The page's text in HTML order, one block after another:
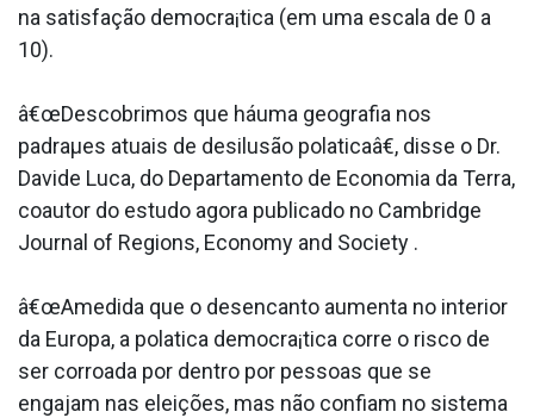
na satisfação democra¡tica (em uma escala de 0 a
10).
â€œDescobrimos que háuma geografia nos
padraµes atuais de desilusão pola­ticaâ€, disse o Dr.
Davide Luca, do Departamento de Economia da Terra,
coautor do estudo agora publicado no Cambridge
Journal of Regions, Economy and Society .
â€œAmedida que o desencanto aumenta no interior
da Europa, a pola­tica democra¡tica corre o risco de
ser corroa­da por dentro por pessoas que se
engajam nas eleições, mas não confiam no sistema